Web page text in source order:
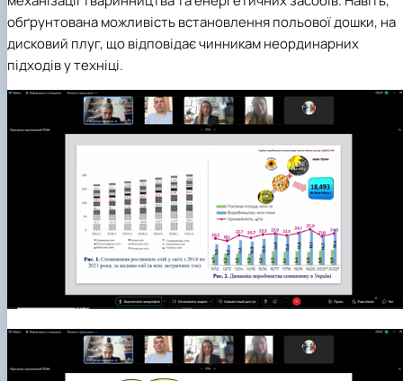
обґрунтована можливість встановлення польової дошки, на
дисковий плуг, що відповідає чинникам неординарних
підходів у техніці.